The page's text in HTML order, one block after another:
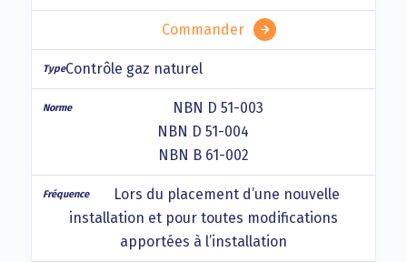
Commander
Contrôle gaz naturel
NBN D 51-003
NBN D 51-004
NBN B 61-002
Lors du placement d’une nouvelle
installation et pour toutes modifications
apportées à l’installation